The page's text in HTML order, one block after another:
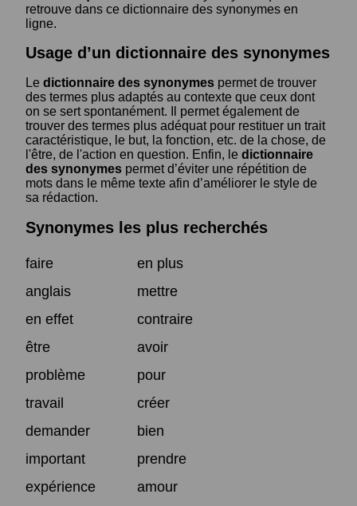
retrouve dans ce dictionnaire des synonymes en
ligne.
Usage d’un dictionnaire des synonymes
Le dictionnaire des synonymes permet de trouver
des termes plus adaptés au contexte que ceux dont
on se sert spontanément. Il permet également de
trouver des termes plus adéquat pour restituer un trait
caractéristique, le but, la fonction, etc. de la chose, de
l'être, de l'action en question. Enfin, le dictionnaire
des synonymes permet d’éviter une répétition de
mots dans le même texte afin d’améliorer le style de
sa rédaction.
Synonymes les plus recherchés
faire
en plus
anglais
mettre
en effet
contraire
être
avoir
problème
pour
travail
créer
demander
bien
important
prendre
expérience
amour